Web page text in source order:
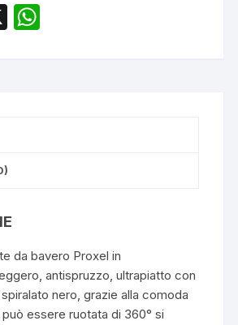
X
da bavero Proxel in
antispruzzo, ultrapiatto con
nero, grazie alla comoda
essere ruotata di 360° si